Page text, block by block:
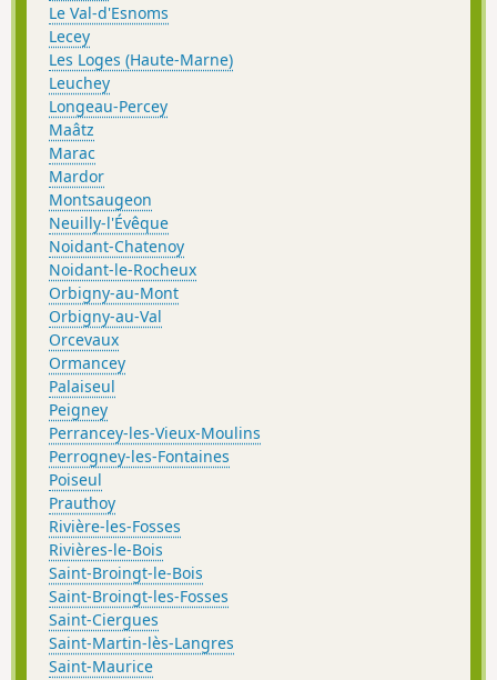
Le Val-d'Esnoms
Lecey
Les Loges (Haute-Marne)
Leuchey
Longeau-Percey
Maâtz
Marac
Mardor
Montsaugeon
Neuilly-l'Évêque
Noidant-Chatenoy
Noidant-le-Rocheux
Orbigny-au-Mont
Orbigny-au-Val
Orcevaux
Ormancey
Palaiseul
Peigney
Perrancey-les-Vieux-Moulins
Perrogney-les-Fontaines
Poiseul
Prauthoy
Rivière-les-Fosses
Rivières-le-Bois
Saint-Broingt-le-Bois
Saint-Broingt-les-Fosses
Saint-Ciergues
Saint-Martin-lès-Langres
Saint-Maurice